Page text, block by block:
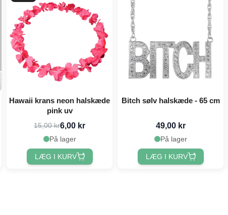
Hawaii krans neon halskæde
pink uv
15,00 kr6,00 kr
På lager
LÆG I KURV
Bitch sølv halskæde - 65 cm
49,00 kr
På lager
LÆG I KURV